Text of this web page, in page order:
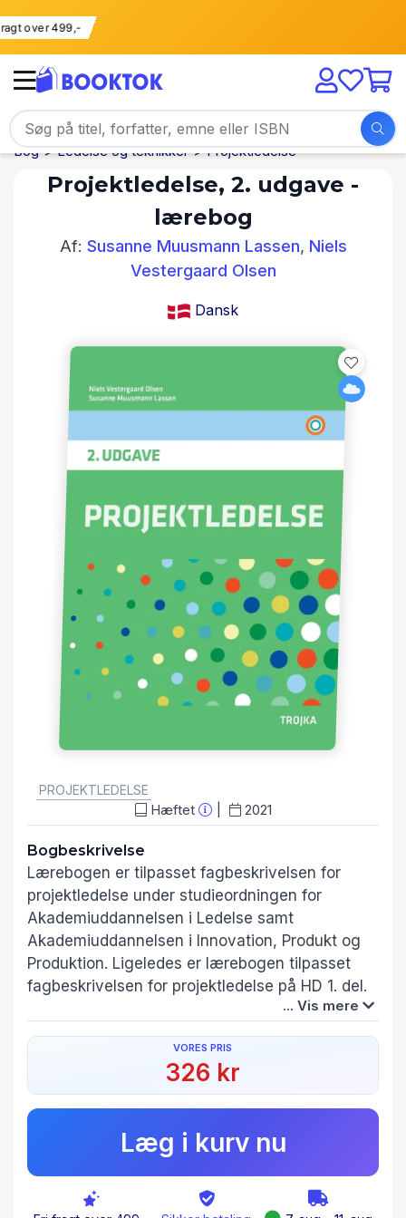
fragt over 499,-
Bog Ledelse og teknikker Projektledelse
Projektledelse, 2. udgave -
lærebog
Af: Susanne Muusmann Lassen, Niels
Vestergaard Olsen
Dansk
PROJEKTLEDELSE
Hæftet 2021
Bogbeskrivelse
Lærebogen er tilpasset fagbeskrivelsen for
projektledelse under studieordningen for
Akademiuddannelsen i Ledelse samt
Akademiuddannelsen i Innovation, Produkt og
Produktion. Ligeledes er lærebogen tilpasset
fagbeskrivelsen for projektledelse på HD 1. del.
Vi har med entusiasme skrevet denne bog om
projektledelse for at give vores version af
projektledelse og hvordan, vi mener
projektledelse kan forstås i en nutidig
sammenhæng med skyldigt hensyn til
ovenstående fagbeskrivelser.
Trojkas lærebog om projektledelse fornyer
synet på projektledelse ved at belyse og
... Vis mere
VORES PRIS
326 kr
Læg i kurv nu